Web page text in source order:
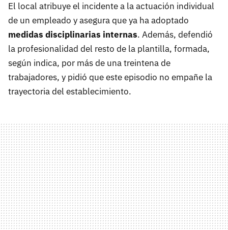
El local atribuye el incidente a la actuación individual
de un empleado y asegura que ya ha adoptado
medidas disciplinarias internas. Además, defendió
la profesionalidad del resto de la plantilla, formada,
según indica, por más de una treintena de
trabajadores, y pidió que este episodio no empañe la
trayectoria del establecimiento.